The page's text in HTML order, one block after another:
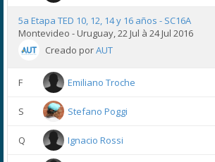
5a Etapa TED 10, 12, 14 y 16 años - SC16A
Montevideo - Uruguay, 22 Jul à 24 Jul 2016
Creado porAUT
F Emiliano Troche
S Stefano Poggi
Q Ignacio Rossi